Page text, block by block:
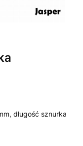
długość sznurka